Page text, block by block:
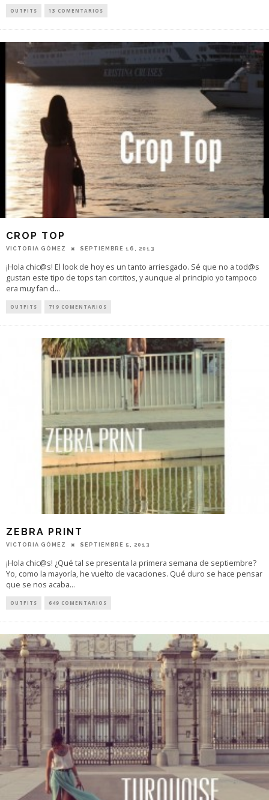
OUTFITS 13 COMENTARIOS
CROP TOP
VICTORIA GÓMEZ SEPTIEMBRE 16, 2013
¡Hola chic@s! El look de hoy es un tanto arriesgado. Sé que no a tod@s
gustan este tipo de tops tan cortitos, y aunque al principio yo tampoco
era muy fan d...
OUTFITS 719 COMENTARIOS
ZEBRA PRINT
VICTORIA GÓMEZ SEPTIEMBRE 5, 2013
¡Hola chic@s! ¿Qué tal se presenta la primera semana de septiembre?
Yo, como la mayoría, he vuelto de vacaciones. Qué duro se hace pensar
que se nos acaba...
OUTFITS 649 COMENTARIOS